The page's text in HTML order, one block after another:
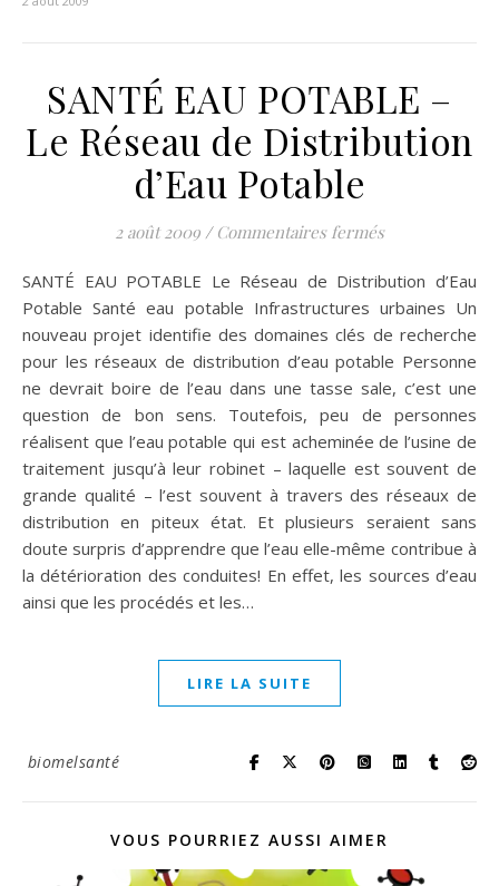
SANTÉ EAU POTABLE –
Le Réseau de Distribution
d’Eau Potable
2 août 2009 / Commentaires ferméssur SANTÉ
SANTÉ EAU POTABLE Le Réseau de Distribution d’Eau
Potable Santé eau potable Infrastructures urbaines Un
nouveau projet identifie des domaines clés de recherche
pour les réseaux de distribution d’eau potable Personne
ne devrait boire de l’eau dans une tasse sale, c’est une
question de bon sens. Toutefois, peu de personnes
réalisent que l’eau potable qui est acheminée de l’usine de
traitement jusqu’à leur robinet – laquelle est souvent de
grande qualité – l’est souvent à travers des réseaux de
distribution en piteux état. Et plusieurs seraient sans
doute surpris d’apprendre que l’eau elle-même contribue à
la détérioration des conduites! En effet, les sources d’eau
ainsi que les procédés et les…
LIRE LA SUITE
biomelsanté
VOUS POURRIEZ AUSSI AIMER